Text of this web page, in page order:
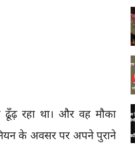
ढूँढ़ रहा था। और वह मौका
के अवसर पर अपने पुराने